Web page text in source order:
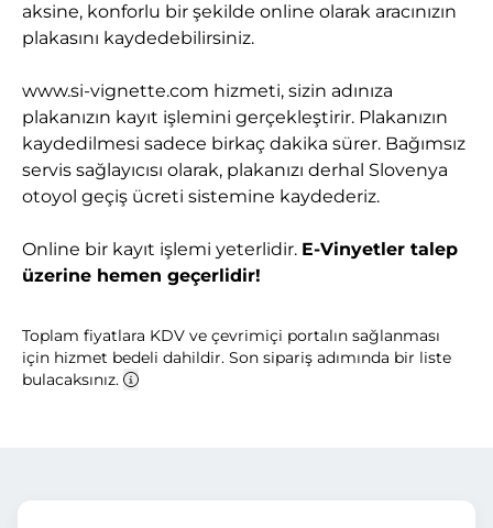
aksine, konforlu bir şekilde online olarak aracınızın
plakasını kaydedebilirsiniz.
www.si-vignette.com hizmeti, sizin adınıza
plakanızın kayıt işlemini gerçekleştirir. Plakanızın
kaydedilmesi sadece birkaç dakika sürer. Bağımsız
servis sağlayıcısı olarak, plakanızı derhal Slovenya
otoyol geçiş ücreti sistemine kaydederiz.
Online bir kayıt işlemi yeterlidir. E-Vinyetler talep
üzerine hemen geçerlidir!
Toplam fiyatlara KDV ve çevrimiçi portalın sağlanması
için hizmet bedeli dahildir. Son sipariş adımında bir liste
bulacaksınız.